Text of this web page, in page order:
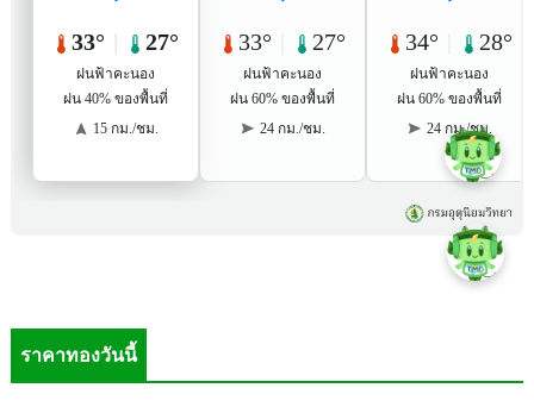
ราคาทองวันนี้